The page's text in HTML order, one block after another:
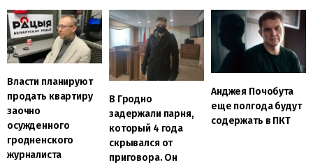
Власти планируют
продать квартиру
заочно
осужденного
гродненского
журналиста
В Гродно
задержали парня,
который 4 года
скрывался от
приговора. Он
Анджея Почобута
еще полгода будут
содержать в ПКТ